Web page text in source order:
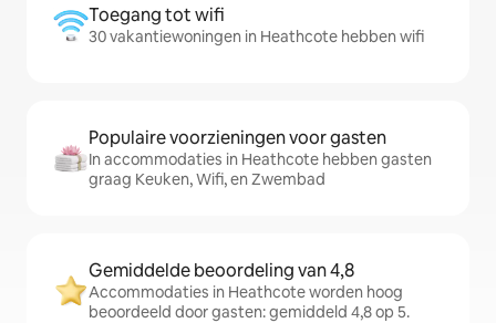
Toegang tot wifi
30 vakantiewoningen in Heathcote hebben wifi
Populaire voorzieningen voor gasten
In accommodaties in Heathcote hebben gasten
graag Keuken, Wifi, en Zwembad
Gemiddelde beoordeling van 4,8
Accommodaties in Heathcote worden hoog
beoordeeld door gasten: gemiddeld 4,8 op 5.